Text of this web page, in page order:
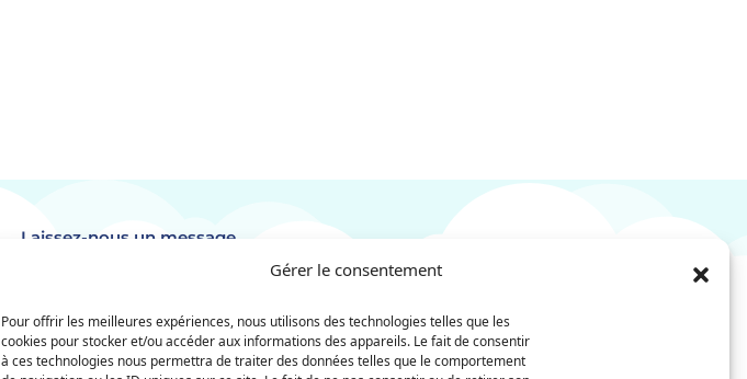
Gérer le consentement
Pour offrir les meilleures expériences, nous utilisons des technologies telles que les
cookies pour stocker et/ou accéder aux informations des appareils. Le fait de consentir
à ces technologies nous permettra de traiter des données telles que le comportement
Laissez-nous un message
Prénom Nom
E-
mail(Nécessaire)
Téléphone